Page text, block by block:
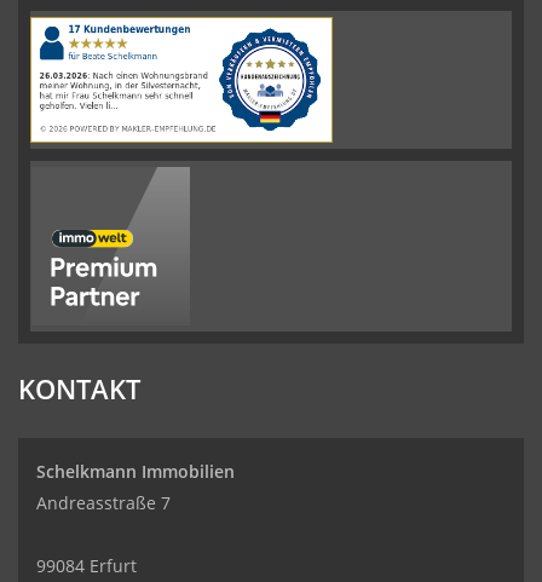
|110Schelkmann
ImmobilienBewertungen
auf
werkenntdenBESTEN.de
KONTAKT
Schelkmann Immobilien
Andreasstraße 7
99084 Erfurt